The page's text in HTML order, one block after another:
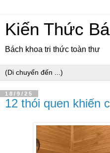
Kiến Thức
Bách khoa tri thức toàn thư
18/9/25
12 thói quen khiến